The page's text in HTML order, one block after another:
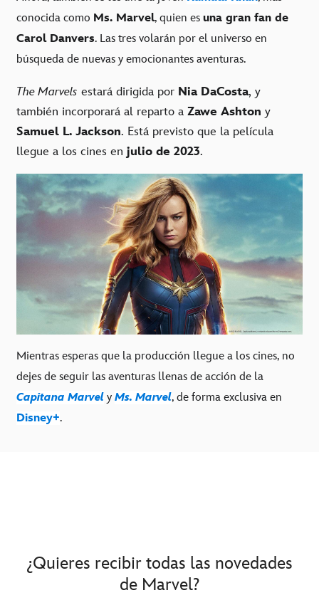
conocida como Ms. Marvel, quien es una gran fan de
Carol Danvers. Las tres volarán por el universo en
búsqueda de nuevas y emocionantes aventuras.
The Marvels estará dirigida por Nia DaCosta, y
también incorporará al reparto a Zawe Ashton y
Samuel L. Jackson. Está previsto que la película
llegue a los cines en julio de 2023.
Mientras esperas que la producción llegue a los cines, no
dejes de seguir las aventuras llenas de acción de la
Capitana Marvel y Ms. Marvel, de forma exclusiva en
Disney+.
¿Quieres recibir todas las novedades
de Marvel?